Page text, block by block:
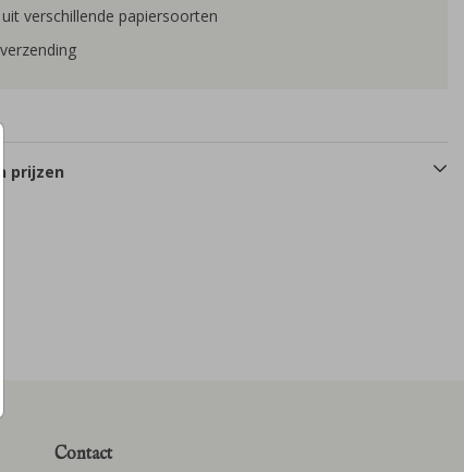
uit verschillende papiersoorten
prijzen
Contact